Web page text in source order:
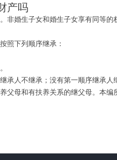
产吗
婚生子女和婚生子女享有同等的
下列顺序继承：
人不继承；没有第一顺序继承人
父母和有扶养关系的继父母。本